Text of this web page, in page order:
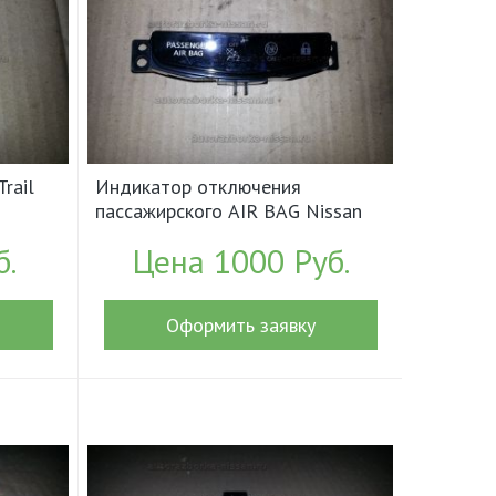
Индикатор отключения
пассажирского AIR BAG Nissan
(17877)Цена 1000 Руб.
Оформить заявку